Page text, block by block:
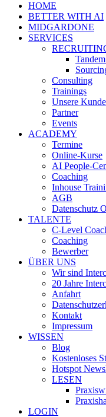
HOME
BETTER WITH AI
MIDGARDONE
SERVICES
Consulting
Trainings
Unsere
Partner
Events
ACADEMY
Termine
Online-Kurse
AI People-
Coaching
Inhouse
AGB
Datenschutz
TALENTE
C-Level
Coaching
Bewerber
ÜBER UNS
Wir sind
20 Jahre
Anfahrt
Kontakt
Impressum
WISSEN
Blog
Kostenloses
Hotspot
LESEN
LOGIN